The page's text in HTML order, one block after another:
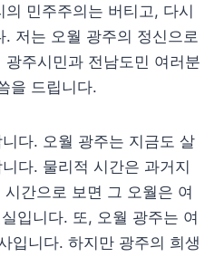
민주주의는 버티고, 다시
저는 오월 광주의 정신으로
광주시민과 전남도민 여러분
을 드립니다.
다. 오월 광주는 지금도 살
다. 물리적 시간은 과거지
간으로 보면 그 오월은 여
실입니다. 또, 오월 광주는 여
입니다. 하지만 광주의 희생